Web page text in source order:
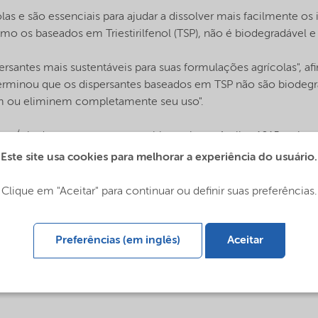
e são essenciais para ajudar a dissolver mais facilmente
os baseados em Triestirilfenol (TSP), não é biodegradável
mais sustentáveis para suas formulações agrícolas",
que os dispersantes baseados em TSP não são
ou eliminem completamente seu uso".
Ásia deram um retorno positivo sobre o Agrilan 1015 após
por terem que produzir mais colheitas com menos
e nas Américas da Nouryon. "Ao ouvir as necessidades
para o meio ambiente, mas também para o futuro da
1015.
Este site usa cookies para melhorar a experiência do usuário.
Clique em "Aceitar" para continuar ou definir suas preferências.
Preferências (em inglês) Aceitar